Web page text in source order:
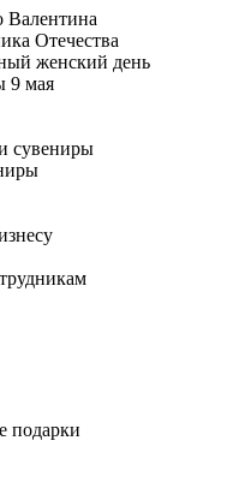
Валентина
Отечества
женский день
9 мая
сувениры
подарки